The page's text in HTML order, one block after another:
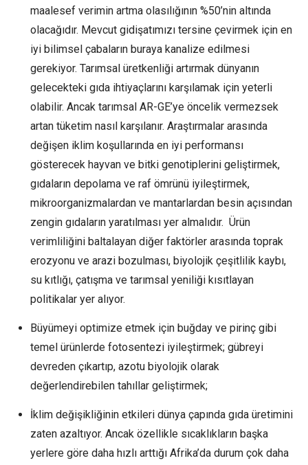
maalesef verimin artma olasılığının %50’nin altında
olacağıdır. Mevcut gidişatımızı tersine çevirmek için en
iyi bilimsel çabaların buraya kanalize edilmesi
gerekiyor. Tarımsal üretkenliği artırmak dünyanın
gelecekteki gıda ihtiyaçlarını karşılamak için yeterli
olabilir. Ancak tarımsal AR-GE’ye öncelik vermezsek
artan tüketim nasıl karşılanır. Araştırmalar arasında
değişen iklim koşullarında en iyi performansı
gösterecek hayvan ve bitki genotiplerini geliştirmek,
gıdaların depolama ve raf ömrünü iyileştirmek,
mikroorganizmalardan ve mantarlardan besin açısından
zengin gıdaların yaratılması yer almalıdır. Ürün
verimliliğini baltalayan diğer faktörler arasında toprak
erozyonu ve arazi bozulması, biyolojik çeşitlilik kaybı,
su kıtlığı, çatışma ve tarımsal yeniliği kısıtlayan
politikalar yer alıyor.
Büyümeyi optimize etmek için buğday ve pirinç gibi
temel ürünlerde fotosentezi iyileştirmek; gübreyi
devreden çıkartıp, azotu biyolojik olarak
değerlendirebilen tahıllar geliştirmek;
İklim değişikliğinin etkileri dünya çapında gıda üretimini
zaten azaltıyor. Ancak özellikle sıcaklıkların başka
yerlere göre daha hızlı arttığı Afrika’da durum çok daha